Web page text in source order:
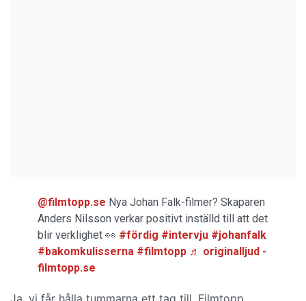
@filmtopp.se Nya Johan Falk-filmer? Skaparen
Anders Nilsson verkar positivt inställd till att det
blir verklighet 👀 #fördig #intervju #johanfalk
#bakomkulisserna #filmtopp ♬ originalljud -
filmtopp.se
Ja, vi får hålla tummarna ett tag till. Filmtopp